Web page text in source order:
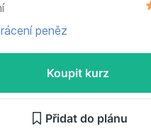
peněz
Koupit kurz
Přidat do plánu